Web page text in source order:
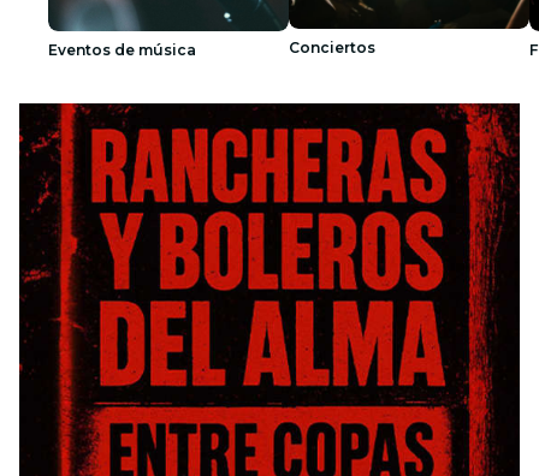
Eventos de música Conciertos